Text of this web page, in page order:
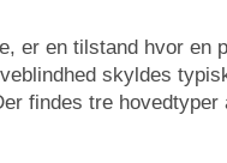
er en tilstand hvor en
skyldes
findes tre hovedtyper